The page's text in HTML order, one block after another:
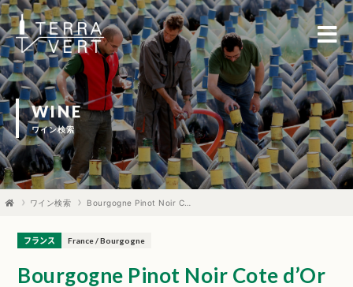
WINE
ワイン検索
ワイン検索
Bourgogne Pinot Noir Cote d’Or
フランス France / Bourgogne